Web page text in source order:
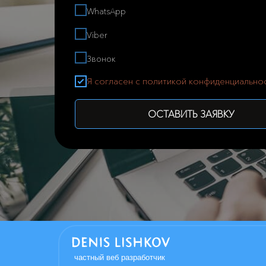
WhatsApp
Viber
Звонок
Я согласен с политикой
ОСТАВИТЬ ЗАЯВКУ
частный веб разработчик